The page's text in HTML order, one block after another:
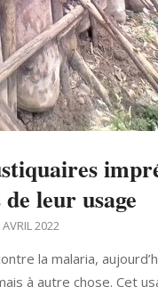
leur usage
AVRIL 2022
la malaria,
à autre chose. Cet